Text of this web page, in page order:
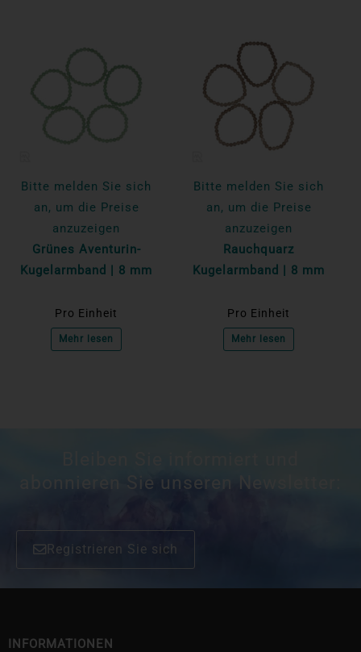
Bitte melden Sie sich
an, um die Preise
anzuzeigen
Grünes Aventurin-
Kugelarmband | 8 mm
Pro Einheit
Mehr lesen
Bitte melden Sie sich
an, um die Preise
anzuzeigen
Rauchquarz
Kugelarmband | 8 mm
Pro Einheit
Mehr lesen
abonnieren Sie unseren Newsletter:
Registrieren Sie sich
INFORMATIONEN